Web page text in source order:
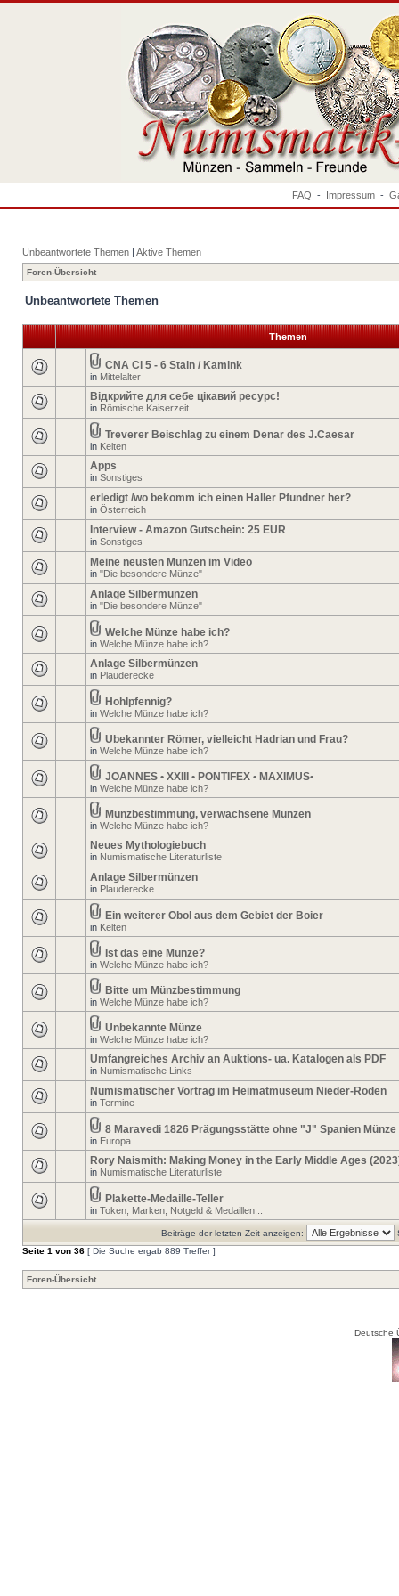
FAQ - Impressum -
Unbeantwortete Themen | Aktive Themen
Foren-Übersicht
Unbeantwortete Themen
Themen
CNA Ci 5 - 6 Stain / Kamink
in Mittelalter
Відкрийте для себе цікавий ресурс!
in Römische Kaiserzeit
Treverer Beischlag zu einem Denar des J.Caesar
in Kelten
Apps
in Sonstiges
erledigt /wo bekomm ich einen Haller Pfundner her?
in Österreich
Interview - Amazon Gutschein: 25 EUR
in Sonstiges
Meine neusten Münzen im Video
in "Die besondere Münze"
Anlage Silbermünzen
in "Die besondere Münze"
Welche Münze habe ich?
in Welche Münze habe ich?
Anlage Silbermünzen
in Plauderecke
Hohlpfennig?
in Welche Münze habe ich?
Ubekannter Römer, vielleicht Hadrian und Frau?
in Welche Münze habe ich?
JOANNES • XXIII • PONTIFEX • MAXIMUS•
in Welche Münze habe ich?
Münzbestimmung, verwachsene Münzen
in Welche Münze habe ich?
Neues Mythologiebuch
in Numismatische Literaturliste
Anlage Silbermünzen
in Plauderecke
Ein weiterer Obol aus dem Gebiet der Boier
in Kelten
Ist das eine Münze?
in Welche Münze habe ich?
Bitte um Münzbestimmung
in Welche Münze habe ich?
Unbekannte Münze
in Welche Münze habe ich?
Umfangreiches Archiv an Auktions- ua. Katalogen als PDF
in Numismatische Links
Numismatischer Vortrag im Heimatmuseum Nieder-Roden
in Termine
8 Maravedi 1826 Prägungsstätte ohne "J" Spanien Münze
in Europa
Rory Naismith: Making Money in the Early Middle Ages
in Numismatische Literaturliste
Plakette-Medaille-Teller
in Token, Marken, Notgeld & Medaillen...
Beiträge der letzten Zeit anzeigen:
Seite 1 von 36 [ Die Suche ergab 889 Treffer ]
Foren-Übersicht
Deutsche